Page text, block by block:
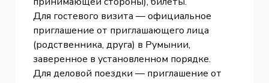
Для гостевого визита — официальное
приглашение от приглашающего лица
(родственника, друга) в Румынии,
заверенное в установленном порядке.
Для деловой поездки — приглашение от